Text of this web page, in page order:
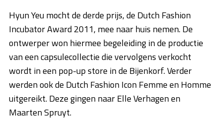
Hyun Yeu mocht de derde prijs, de Dutch Fashion
Incubator Award 2011, mee naar huis nemen. De
ontwerper won hiermee begeleiding in de productie
van een capsulecollectie die vervolgens verkocht
wordt in een pop-up store in de Bijenkorf. Verder
werden ook de Dutch Fashion Icon Femme en Homme
uitgereikt. Deze gingen naar Elle Verhagen en
Maarten Spruyt.